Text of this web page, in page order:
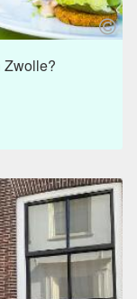
Zwolle?